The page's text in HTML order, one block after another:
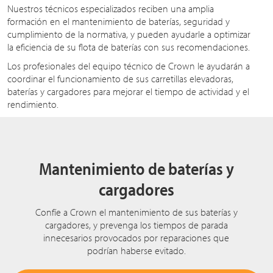
Nuestros técnicos especializados reciben una amplia
formación en el mantenimiento de baterías, seguridad y
cumplimiento de la normativa, y pueden ayudarle a optimizar
la eficiencia de su flota de baterías con sus recomendaciones.
Los profesionales del equipo técnico de Crown le ayudarán a
coordinar el funcionamiento de sus carretillas elevadoras,
baterías y cargadores para mejorar el tiempo de actividad y el
rendimiento.
Mantenimiento de baterías y
cargadores
Confíe a Crown el mantenimiento de sus baterías y
cargadores, y prevenga los tiempos de parada
innecesarios provocados por reparaciones que
podrían haberse evitado.